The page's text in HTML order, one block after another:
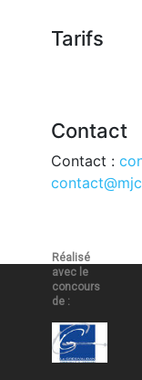
Tarifs
Contact
Contact :
Réalisé
avec le
concours
de :